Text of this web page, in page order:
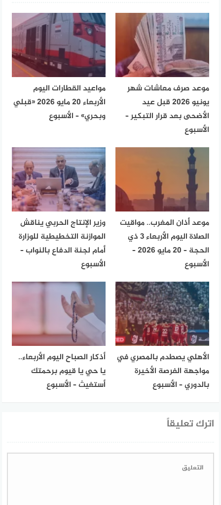
موعد صرف معاشات شهر
يونيو 2026 قبل عيد
الأضحى بعد قرار التبكير –
الأسبوع
مواعيد القطارات اليوم
الأربعاء 20 مايو 2026 «قبلي
وبحري» – الأسبوع
موعد أذان المغرب.. مواقيت
الصلاة اليوم الأربعاء 3 ذي
الحجة – 20 مايو 2026 –
الأسبوع
وزير الإنتاج الحربي يناقش
الموازنة التخطيطية للوزارة
أمام لجنة الدفاع بالنواب –
الأسبوع
الأهلي يصطدم بالمصري في
مواجهة الفرصة الأخيرة
بالدوري – الأسبوع
أذكار الصباح اليوم الأربعاء..
يا حي يا قيوم برحمتك
أستغيث – الأسبوع
اترك تعليقاً